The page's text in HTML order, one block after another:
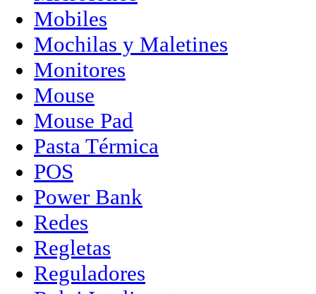
Mobiles
Mochilas y Maletines
Monitores
Mouse
Mouse Pad
Pasta Térmica
POS
Power Bank
Redes
Regletas
Reguladores